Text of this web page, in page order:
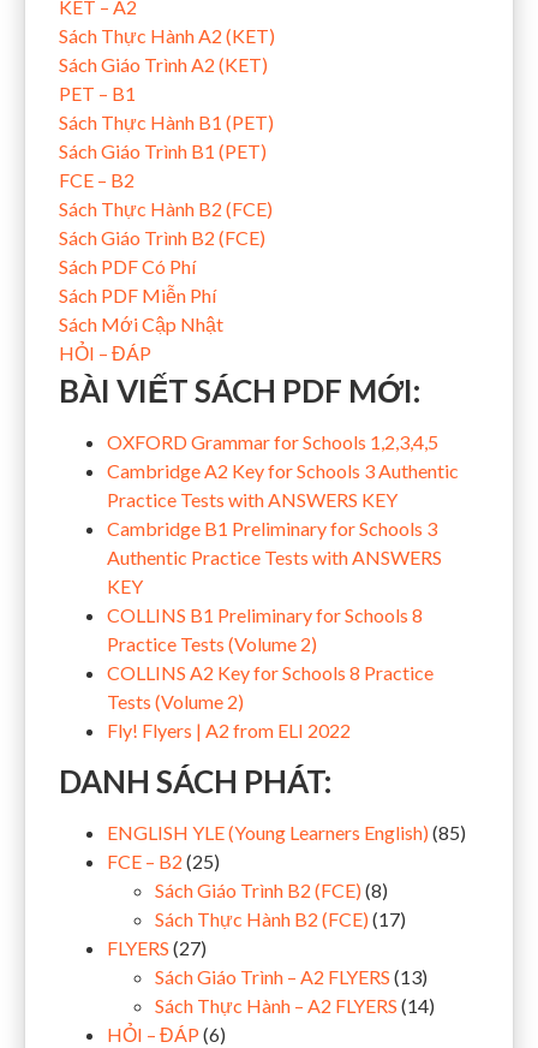
KET – A2
Sách Thực Hành A2 (KET)
Sách Giáo Trình A2 (KET)
PET – B1
Sách Thực Hành B1 (PET)
Sách Giáo Trình B1 (PET)
FCE – B2
Sách Thực Hành B2 (FCE)
Sách Giáo Trình B2 (FCE)
Sách PDF Có Phí
Sách PDF Miễn Phí
Sách Mới Cập Nhật
HỎI – ĐÁP
BÀI VIẾT SÁCH PDF MỚI:
OXFORD Grammar for Schools 1,2,3,4,5
Cambridge A2 Key for Schools 3 Authentic
Practice Tests with ANSWERS KEY
Cambridge B1 Preliminary for Schools 3
Authentic Practice Tests with ANSWERS
KEY
COLLINS B1 Preliminary for Schools 8
Practice Tests (Volume 2)
COLLINS A2 Key for Schools 8 Practice
Tests (Volume 2)
Fly! Flyers | A2 from ELI 2022
DANH SÁCH PHÁT:
ENGLISH YLE (Young Learners English) (85)
FCE – B2 (25)
Sách Giáo Trình B2 (FCE) (8)
Sách Thực Hành B2 (FCE) (17)
FLYERS (27)
Sách Giáo Trình – A2 FLYERS (13)
Sách Thực Hành – A2 FLYERS (14)
HỎI – ĐÁP (6)